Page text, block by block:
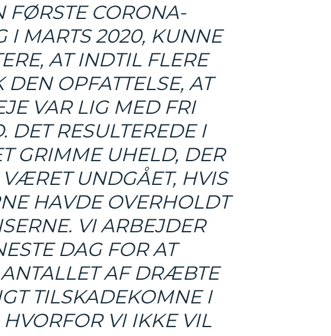
FØRSTE CORONA-
I MARTS 2020, KUNNE
AT INDTIL FLERE
DEN OPFATTELSE, AT
VAR LIG MED FRI
DET RESULTEREDE I
GRIMME UHELD, DER
UNDGÅET, HVIS
HAVDE OVERHOLDT
VI ARBEJDER
DAG FOR AT
AF DRÆBTE
TILSKADEKOMNE I
VI IKKE VIL